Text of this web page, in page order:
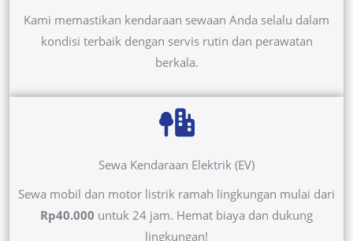
Kami memastikan kendaraan sewaan Anda selalu dalam
kondisi terbaik dengan servis rutin dan perawatan
berkala.
Sewa Kendaraan Elektrik (EV)
Sewa mobil dan motor listrik ramah lingkungan mulai dari
Rp40.000 untuk 24 jam. Hemat biaya dan dukung
lingkungan!